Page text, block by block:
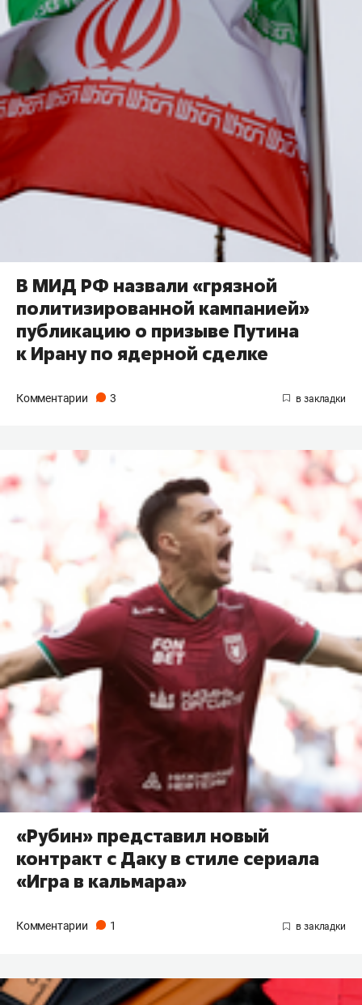
В МИД РФ назвали «грязной
политизированной кампанией»
публикацию о призыве Путина
к Ирану по ядерной сделке
Комментарии 3
«Рубин» представил новый
контракт с Даку в стиле сериала
«Игра в кальмара»
Комментарии 1